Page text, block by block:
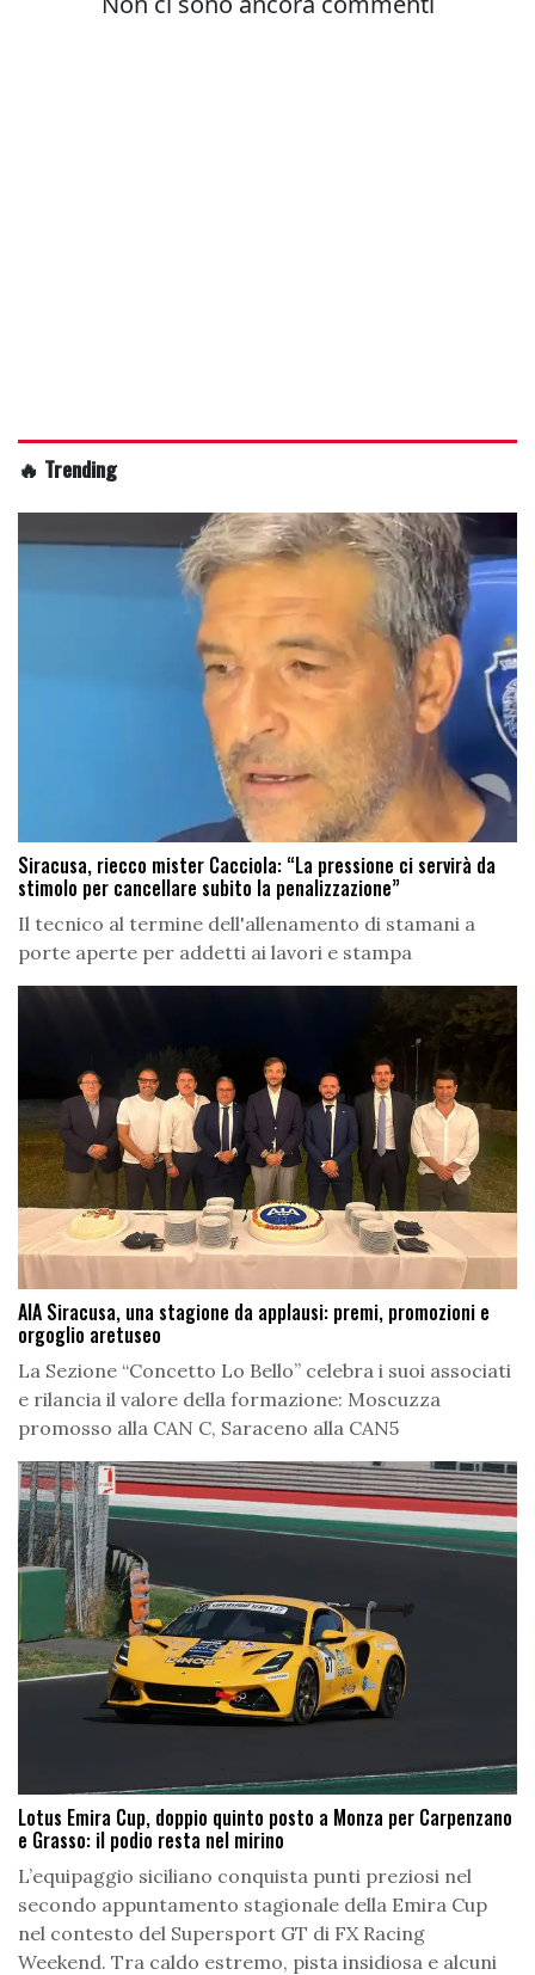
🔥 Trending
Siracusa, riecco mister Cacciola: “La pressione ci servirà da
stimolo per cancellare subito la penalizzazione”
Il tecnico al termine dell'allenamento di stamani a
porte aperte per addetti ai lavori e stampa
AIA Siracusa, una stagione da applausi: premi, promozioni e
orgoglio aretuseo
La Sezione “Concetto Lo Bello” celebra i suoi associati
e rilancia il valore della formazione: Moscuzza
promosso alla CAN C, Saraceno alla CAN5
Lotus Emira Cup, doppio quinto posto a Monza per Carpenzano
e Grasso: il podio resta nel mirino
L’equipaggio siciliano conquista punti preziosi nel
secondo appuntamento stagionale della Emira Cup
nel contesto del Supersport GT di FX Racing
Weekend. Tra caldo estremo, pista insidiosa e alcuni